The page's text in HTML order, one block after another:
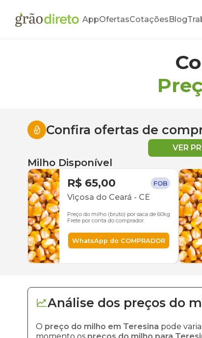
AppOfertasCotaçõesBlog
Confira ofertas de
VER
Milho Disponível
R$ 65,00 FOB
Viçosa do Ceará - CE
Preço do milho (bruto) por saca de 60kg
Frete por conta do comprador
WhatsApp do COMPRADOR
Análise dos preços do
O preço do milho em Teresina pode